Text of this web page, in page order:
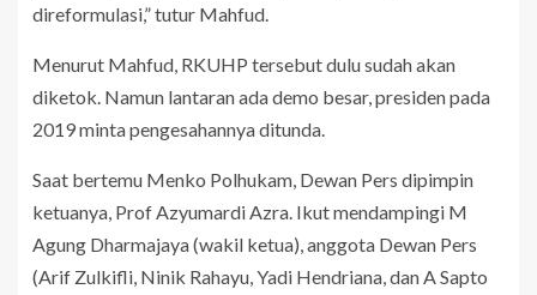
direformulasi,” tutur Mahfud.
Menurut Mahfud, RKUHP tersebut dulu sudah akan
diketok. Namun lantaran ada demo besar, presiden pada
2019 minta pengesahannya ditunda.
Saat bertemu Menko Polhukam, Dewan Pers dipimpin
ketuanya, Prof Azyumardi Azra. Ikut mendampingi M
Agung Dharmajaya (wakil ketua), anggota Dewan Pers
(Arif Zulkifli, Ninik Rahayu, Yadi Hendriana, dan A Sapto